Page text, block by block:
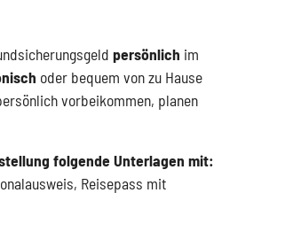
persönlich im
oder bequem von zu Hause
vorbeikommen, planen
folgende Unterlagen mit:
Reisepass mit